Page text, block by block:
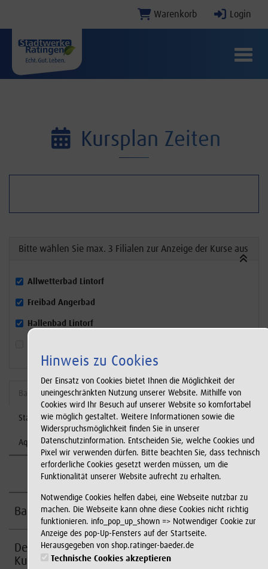
Warenkorb Login
Menü
Kursplan Zeiten
Bitte wählen Sie max. 3 Filialen zur Anzeige der Kurse aus
Allwetterbad Lintorf
Freibad Angerbad
Hallenbad Lintorf
Baby- und Kleinkinderschwimmen Kinderschwimmkurse
Stand-Up-Paddling (SUP) Erwachsenenschwimmkurse
Aqua-Fitnesskurse
Allwetterbad LintorfFreibad AngerbadHallenbad
Babyschwimmen
Delfin-
Kurs
Hinweis zu Cookies
Der Einsatz von Cookies bietet Ihnen die Möglichkeit der
uneingeschränkten Nutzung unserer Website. Mithilfe von
Cookies wird Ihr Besuch auf unserer Website so komfortabel
wie möglich gestaltet. Weitere Informationen sowie die
Widerspruchsmöglichkeit finden Sie in unserer
Datenschutzinformation. Entscheiden Sie, welche Cookies und
Pixel wir verwenden dürfen. Bitte beachten Sie, dass technisch
erforderliche Cookies gesetzt werden müssen, um die
Funktionalität unserer Website aufrecht zu erhalten.
Notwendige Cookies helfen dabei, eine Webseite nutzbar zu
machen. Die Webseite kann ohne diese Cookies nicht richtig
funktionieren. info_pop_up_shown => Notwendiger Cookie zur
Anzeige des pop-Up-Fensters auf der Startseite.
Herausgegeben von shop.ratinger-baeder.de
Technische Cookies akzeptieren